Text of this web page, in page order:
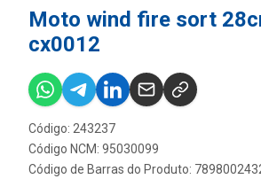
Moto wind fire sort
cx0012
Código: 243237
Código NCM: 95030099
Código de Barras do Produto: